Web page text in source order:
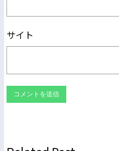
サイト